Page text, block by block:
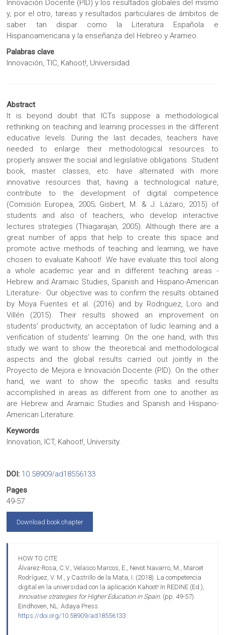
Innovación Docente (PID) y los resultados globales del mismo
y, por el otro, tareas y resultados particulares de ámbitos de
saber tan dispar como la Literatura Española e
Hispanoamericana y la enseñanza del Hebreo y Arameo.
Palabras clave
Innovación, TIC, Kahoot!, Universidad.
Abstract
It is beyond doubt that ICTs suppose a methodological
rethinking on teaching and learning processes in the different
educative levels. During the last decades, teachers have
needed to enlarge their methodological resources to
properly answer the social and legislative obligations. Student
book, master classes, etc. have alternated with more
innovative resources that, having a technological nature,
contribute to the development of digital competence
(Comisión Europea, 2005; Gisbert, M. & J. Lázaro, 2015) of
students and also of teachers, who develop interactive
lectures strategies (Thiagarajan, 2005). Although there are a
great number of apps that help to create this space and
promote active methods of teaching and learning, we have
chosen to evaluate Kahoot!. We have evaluate this tool along
a whole academic year and in different teaching areas -
Hebrew and Aramaic Studies, Spanish and Hispano-American
Literature-. Our objective was to confirm the results obtained
by Moya Fuentes et al. (2016) and by Rodriguez, Loro and
Villén (2015). Their results showed an improvement on
students’ productivity, an acceptation of ludic learning and a
verification of students’ learning. On the one hand, with this
study we want to show the theoretical and methodological
aspects and the global results carried out jointly in the
Proyecto de Mejora e Innovación Docente (PID). On the other
hand, we want to show the specific tasks and results
accomplished in areas as different from one to another as
are Hebrew and Aramaic Studies and Spanish and Hispano-
American Literature.
Keywords
Innovation, ICT, Kahoot!, University.
DOI: 10.58909/ad18556133
Pages
49-57
Download book chapter
HOW TO CITE
Álvarez-Rosa, C.V., Velasco Marcos, E., Nevot Navarro, M., Marcet
Rodríguez, V. M., y Castrillo de la Mata, I. (2018). La competencia
digital en la universidad con la aplicación Kahoot! In REDINE (Ed.),
Innovative strategies for Higher Education in Spain. (pp. 49-57).
Eindhoven, NL: Adaya Press.
https://doi.org/10.58909/ad18556133